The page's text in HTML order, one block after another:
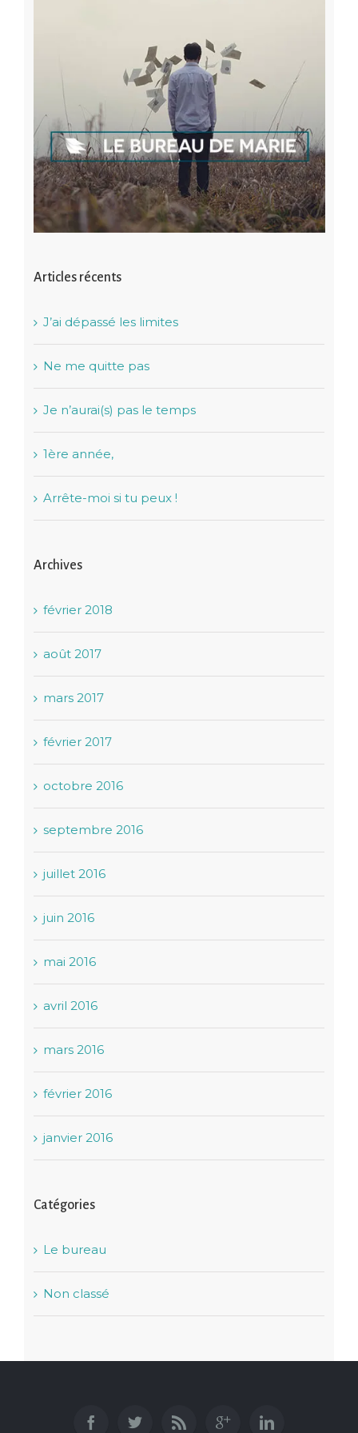
Articles récents
J’ai dépassé les limites
Ne me quitte pas
Je n’aurai(s) pas le temps
1ère année,
Arrête-moi si tu peux !
Archives
février 2018
août 2017
mars 2017
février 2017
octobre 2016
septembre 2016
juillet 2016
juin 2016
mai 2016
avril 2016
mars 2016
février 2016
janvier 2016
Catégories
Le bureau
Non classé